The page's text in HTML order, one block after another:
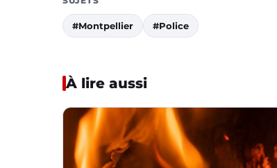
#Montpellier #Police
À lire aussi